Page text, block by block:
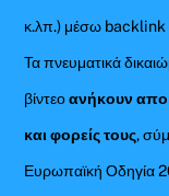
κ.λπ.) μέσω backlink
Τα πνευματικά
βίντεοανήκουν
και φορείς τους,
Ευρωπαϊκή Οδηγία